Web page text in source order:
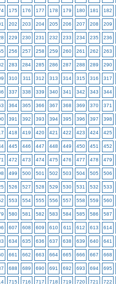
175 176 177 178 179 180 181 182
202 203 204 205 206 207 208 209
229 230 231 232 233 234 235 236
256 257 258 259 260 261 262 263
283 284 285 286 287 288 289 290
310 311 312 313 314 315 316 317
337 338 339 340 341 342 343 344
364 365 366 367 368 369 370 371
391 392 393 394 395 396 397 398
418 419 420 421 422 423 424 425
445 446 447 448 449 450 451 452
472 473 474 475 476 477 478 479
499 500 501 502 503 504 505 506
526 527 528 529 530 531 532 533
553 554 555 556 557 558 559 560
580 581 582 583 584 585 586 587
607 608 609 610 611 612 613 614
634 635 636 637 638 639 640 641
661 662 663 664 665 666 667 668
688 689 690 691 692 693 694 695
715 716 717 718 719 720 721 722